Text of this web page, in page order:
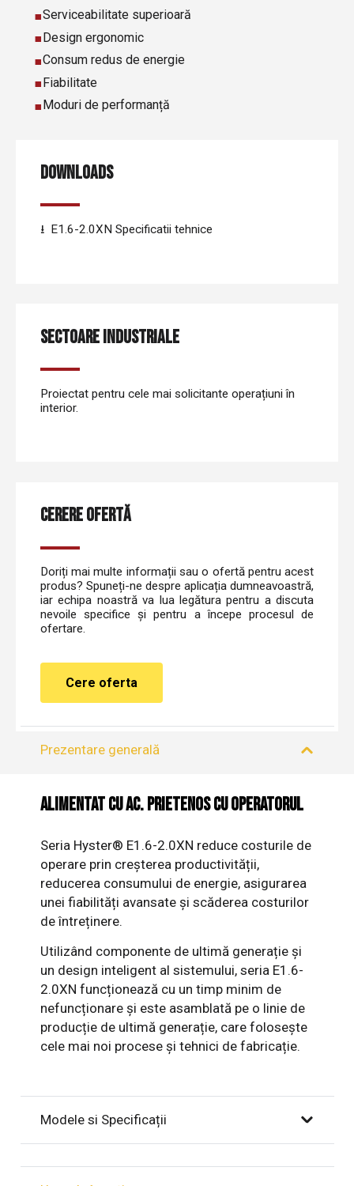
Serviceabilitate superioară
Design ergonomic
Consum redus de energie
Fiabilitate
Moduri de performanță
DOWNLOADS
E1.6-2.0XN Specificatii tehnice
SECTOARE INDUSTRIALE
Proiectat pentru cele mai solicitante operațiuni în
interior.
CERERE OFERTĂ
Doriți mai multe informații sau o ofertă pentru acest
produs? Spuneți-ne despre aplicația dumneavoastră,
iar echipa noastră va lua legătura pentru a discuta
nevoile specifice și pentru a începe procesul de
ofertare.
Cere oferta
Prezentare generală
Alimentat cu AC. Prietenos cu operatorul
Seria Hyster® E1.6-2.0XN reduce costurile de
operare prin creșterea productivității,
reducerea consumului de energie, asigurarea
unei fiabilități avansate și scăderea costurilor
de întreținere.
Utilizând componente de ultimă generație și
un design inteligent al sistemului, seria E1.6-
2.0XN funcționează cu un timp minim de
nefuncționare și este asamblată pe o linie de
producție de ultimă generație, care folosește
cele mai noi procese și tehnici de fabricație.
Modele si Specificații